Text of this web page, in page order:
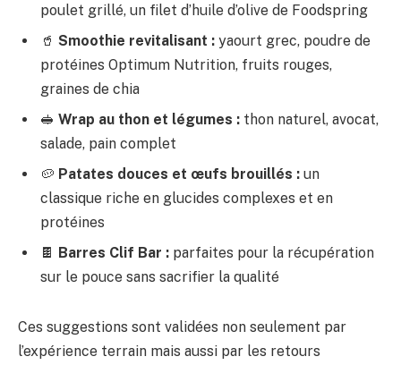
poulet grillé, un filet d’huile d’olive de Foodspring
🥤 Smoothie revitalisant : yaourt grec, poudre de
protéines Optimum Nutrition, fruits rouges,
graines de chia
🥪 Wrap au thon et légumes : thon naturel, avocat,
salade, pain complet
🥔 Patates douces et œufs brouillés : un
classique riche en glucides complexes et en
protéines
🍫 Barres Clif Bar : parfaites pour la récupération
sur le pouce sans sacrifier la qualité
Ces suggestions sont validées non seulement par
l’expérience terrain mais aussi par les retours